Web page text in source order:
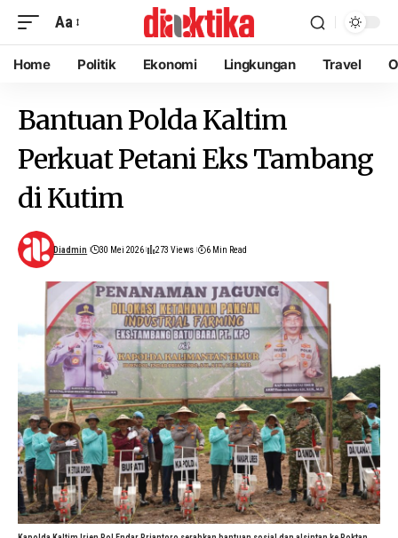
Aa
Home Politik Ekonomi Lingkungan Travel
Bantuan Polda Kaltim
Perkuat Petani Eks Tambang
di Kutim
Diadmin 30 Mei 2026 273 Views 6 Min Read